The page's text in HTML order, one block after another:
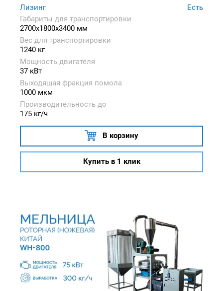
Лизинг
Есть
Габариты для транспортировки
2700x1800x3400 мм
Вес для транспортировки
1240 кг
Мощность двигателя
37 кВт
Выходящая фракция помола
1000 мкм
Производительность до
175 кг/ч
В корзину
Купить в 1 клик